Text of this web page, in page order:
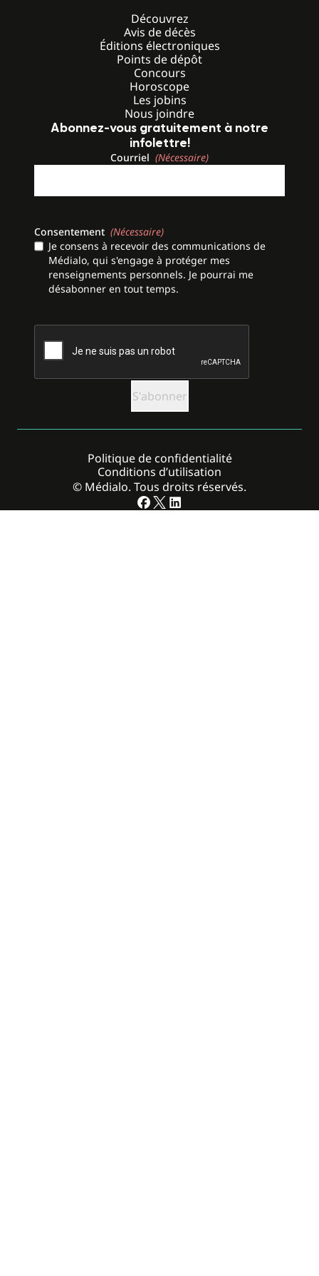
Découvrez
Avis de décès
Éditions électroniques
Points de dépôt
Concours
Horoscope
Les jobins
Nous joindre
Abonnez-vous gratuitement à notre
infolettre!
Courriel (Nécessaire)
Consentement (Nécessaire)
Je consens à recevoir des communications de
Médialo, qui s'engage à protéger mes
renseignements personnels. Je pourrai me
désabonner en tout temps.
© Médialo. Tous droits réservés.
Politique de confidentialité
Conditions d’utilisation